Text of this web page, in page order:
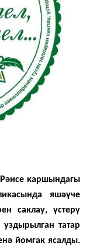
Рәисе каршындагы
яшәүче
саклау, үстерү
татар
йомгак ясалды.